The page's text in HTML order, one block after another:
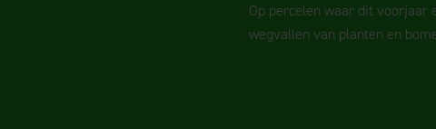
Op percelen waar dit voorjaar
wegvallen van planten en